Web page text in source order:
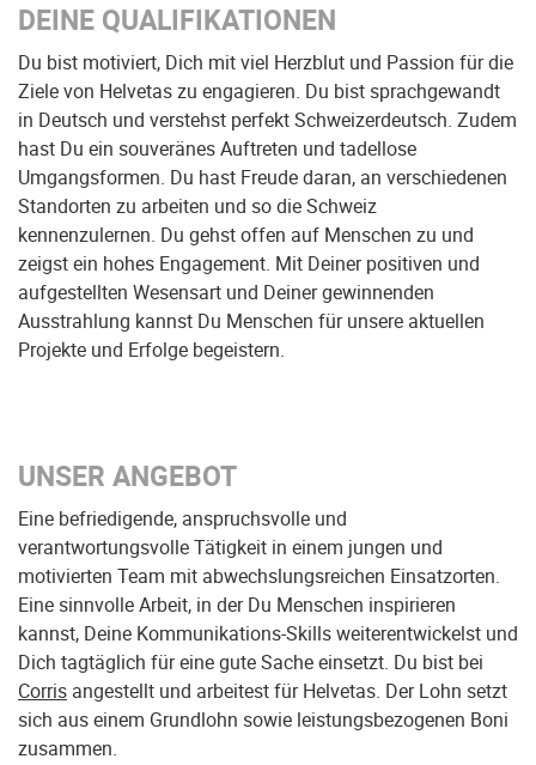
DEINE QUALIFIKATIONEN
Du bist motiviert, Dich mit viel Herzblut und Passion für die
Ziele von Helvetas zu engagieren. Du bist sprachgewandt
in Deutsch und verstehst perfekt Schweizerdeutsch. Zudem
hast Du ein souveränes Auftreten und tadellose
Umgangsformen. Du hast Freude daran, an verschiedenen
Standorten zu arbeiten und so die Schweiz
kennenzulernen. Du gehst offen auf Menschen zu und
zeigst ein hohes Engagement. Mit Deiner positiven und
aufgestellten Wesensart und Deiner gewinnenden
Ausstrahlung kannst Du Menschen für unsere aktuellen
Projekte und Erfolge begeistern.
UNSER ANGEBOT
Eine befriedigende, anspruchsvolle und
verantwortungsvolle Tätigkeit in einem jungen und
motivierten Team mit abwechslungsreichen Einsatzorten.
Eine sinnvolle Arbeit, in der Du Menschen inspirieren
kannst, Deine Kommunikations-Skills weiterentwickelst und
Dich tagtäglich für eine gute Sache einsetzt. Du bist bei
Corris angestellt und arbeitest für Helvetas. Der Lohn setzt
sich aus einem Grundlohn sowie leistungsbezogenen Boni
zusammen.